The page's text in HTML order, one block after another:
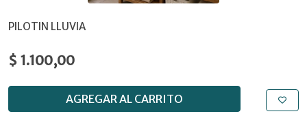
PILOTIN LLUVIA
$ 1.100,00
AGREGAR AL CARRITO